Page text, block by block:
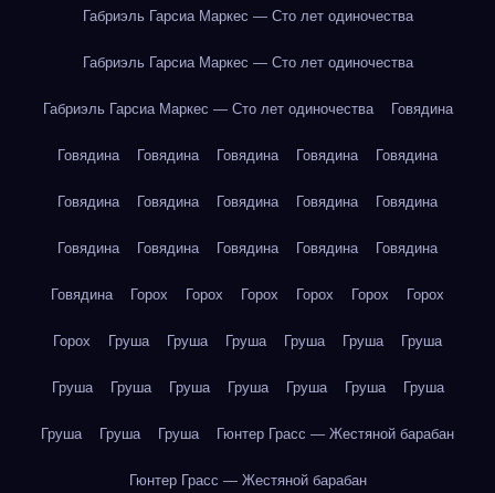
Габриэль Гарсиа Маркес — Сто лет одиночества
Габриэль Гарсиа Маркес — Сто лет одиночества
Габриэль Гарсиа Маркес — Сто лет одиночества Говядина
Говядина Говядина Говядина Говядина Говядина
Говядина Говядина Говядина Говядина Говядина
Говядина Говядина Говядина Говядина Говядина
Говядина Горох Горох Горох Горох Горох Горох
Горох Груша Груша Груша Груша Груша Груша
Груша Груша Груша Груша Груша Груша Груша
Груша Груша Груша Гюнтер Грасс — Жестяной барабан
Гюнтер Грасс — Жестяной барабан